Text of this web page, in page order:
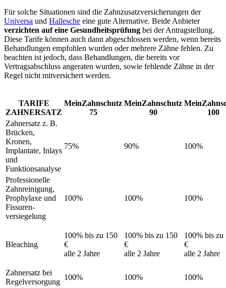
Für solche Situationen sind die Zahnzusatzversicherungen der
Universa und Hallesche eine gute Alternative. Beide Anbieter
verzichten auf eine Gesundheitsprüfung bei der Antragstellung.
Diese Tarife können auch dann abgeschlossen werden, wenn bereits
Behandlungen empfohlen wurden oder mehrere Zähne fehlen. Zu
beachten ist jedoch, dass Behandlungen, die bereits vor
Vertragsabschluss angeraten wurden, sowie fehlende Zähne in der
Regel nicht mitversichert werden.
TARIFE
ZAHNERSATZ
MeinZahnschutz
75
MeinZahnschutz
90
100
Zahn­ersatz z. B.
Brücken,
Kronen,
Implantate, Inlays
und
Funktionsanalyse
75% 90% 100%
Professionelle
Zahn­reinigung,
Prophy­laxe und
Fissuren­
versiegelung
100% 100% 100%
Bleaching
100% bis zu 150
€
alle 2 Jahre
100% bis zu 150
€
alle 2 Jahre
100% bis zu
€
alle 2 Jahre
Zahn­ersatz bei
Regel­versorgung
100% 100%
100%